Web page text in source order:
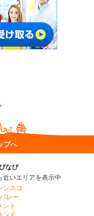
プへ
なび
近いエリアを表示中
シスコ
レー
ント